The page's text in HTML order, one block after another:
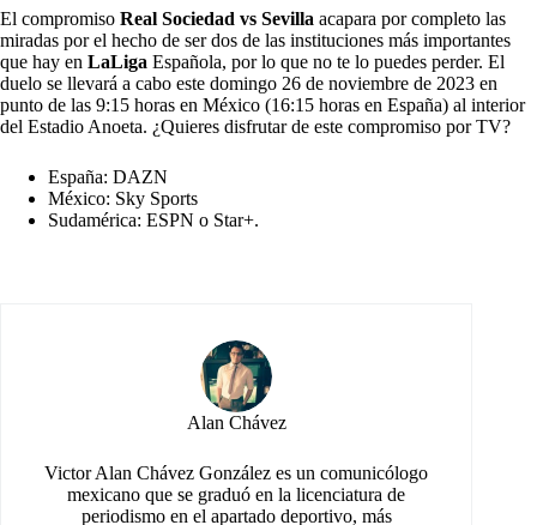
El compromiso Real Sociedad vs Sevilla acapara por completo las
miradas por el hecho de ser dos de las instituciones más importantes
que hay en LaLiga Española, por lo que no te lo puedes perder. El
duelo se llevará a cabo este domingo 26 de noviembre de 2023 en
punto de las 9:15 horas en México (16:15 horas en España) al interior
del Estadio Anoeta. ¿Quieres disfrutar de este compromiso por TV?
España: DAZN
México: Sky Sports
Sudamérica: ESPN o Star+.
Alan Chávez
Victor Alan Chávez González es un comunicólogo
mexicano que se graduó en la licenciatura de
periodismo en el apartado deportivo, más